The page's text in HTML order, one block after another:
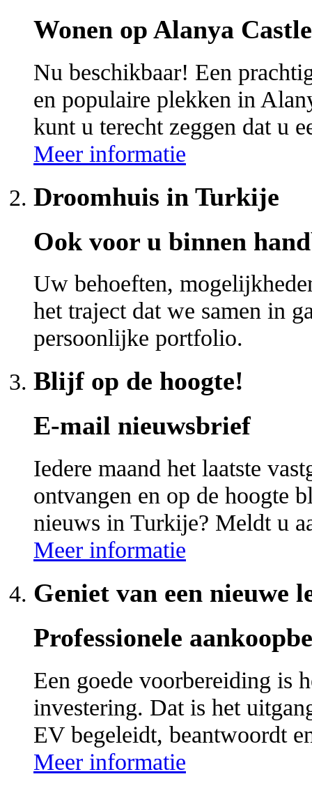
Wonen op Alanya Castle
Nu beschikbaar! Een
en populaire plekken in
kunt u terecht zeggen dat u
Meer informatie
Droomhuis in Turkije
Ook voor u binnen
Uw behoeften,
het traject dat we samen in
persoonlijke portfolio.
Blijf op de hoogte!
E-mail nieuwsbrief
Iedere maand het laatste
ontvangen en op de hoogte
nieuws in Turkije? Meldt u
Meer informatie
Geniet van een nieuwe
Professionele
Een goede voorbereiding is
investering. Dat is het
EV begeleidt, beantwoordt
Meer informatie